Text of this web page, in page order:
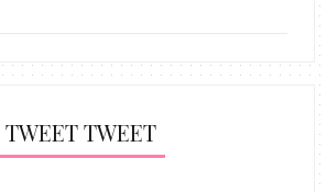
TWEET TWEET